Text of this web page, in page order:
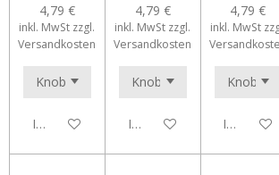
4,79 €
inkl. MwSt zzgl.
Versandkosten
In den Warenkorb
4,79 €
inkl. MwSt zzgl.
Versandkosten
In den Warenkorb
4,79 €
inkl. MwSt
In den